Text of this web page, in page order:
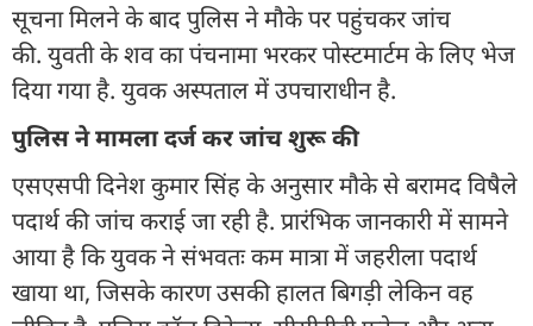
सूचना मिलने के बाद पुलिस ने मौके पर पहुंचकर जांच
की. युवती के शव का पंचनामा भरकर पोस्टमार्टम के लिए भेज
दिया गया है. युवक अस्पताल में उपचाराधीन है.
पुलिस ने मामला दर्ज कर जांच शुरू की
एसएसपी दिनेश कुमार सिंह के अनुसार मौके से बरामद विषैले
पदार्थ की जांच कराई जा रही है. प्रारंभिक जानकारी में सामने
आया है कि युवक ने संभवतः कम मात्रा में जहरीला पदार्थ
खाया था, जिसके कारण उसकी हालत बिगड़ी लेकिन वह